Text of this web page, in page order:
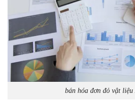
bán hóa đơn đỏ vật liệu